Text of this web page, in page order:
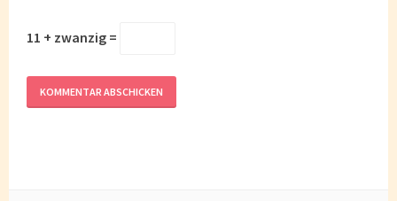
11 + zwanzig =